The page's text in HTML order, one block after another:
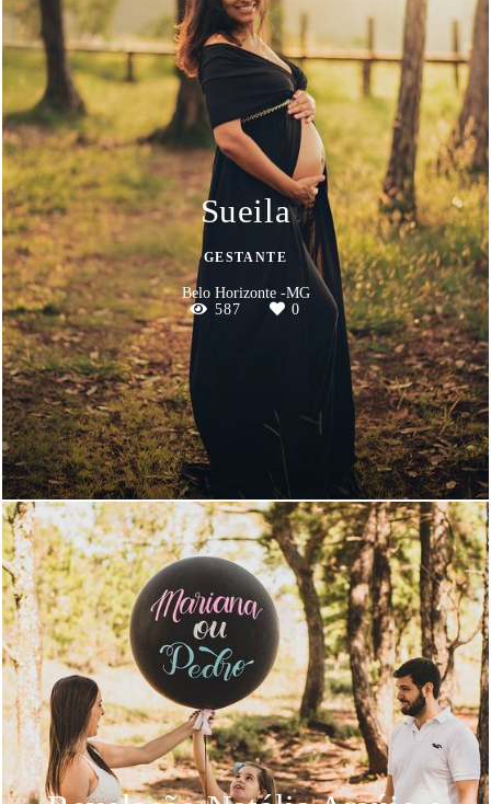
Sueila
GESTANTE
Belo Horizonte -MG
587
0